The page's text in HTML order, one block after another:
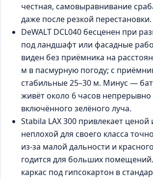
честная, самовыравнивание
даже после резкой перестановки.
DeWALT DCL040 бесценен при
под ландшафт или фасадные
виден без приёмника на
м в пасмурную погоду; с
стабильные 25–30 м. Минус —
живёт около 6 часов непрерывно
включённого зелёного луча.
Stabila LAX 300 привлекает ценой
неплохой для своего класса
из-за малой дальности и
годится для больших
каркас под гипсокартон в